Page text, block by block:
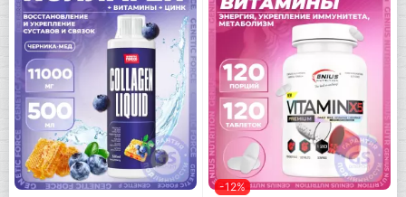
-12%